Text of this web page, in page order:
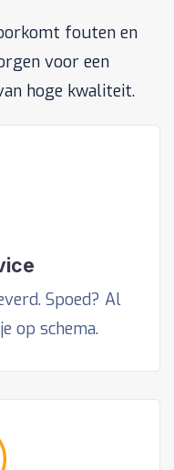
fouten en
voor een
hoge kwaliteit.
Spoed? Al
op schema.